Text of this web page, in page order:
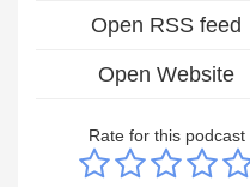
Open RSS feed
Open Website
Rate for this podcast